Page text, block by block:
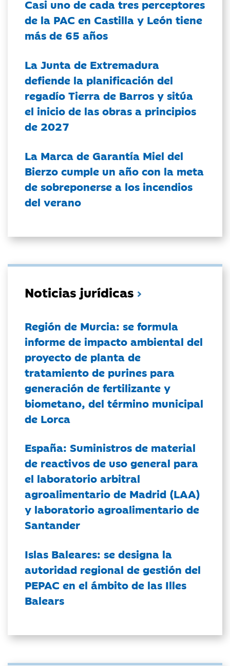
Casi uno de cada tres perceptores
de la PAC en Castilla y León tiene
más de 65 años
La Junta de Extremadura
defiende la planificación del
regadío Tierra de Barros y sitúa
el inicio de las obras a principios
de 2027
La Marca de Garantía Miel del
Bierzo cumple un año con la meta
de sobreponerse a los incendios
del verano
Noticias jurídicas
Región de Murcia: se formula
informe de impacto ambiental del
proyecto de planta de
tratamiento de purines para
generación de fertilizante y
biometano, del término municipal
de Lorca
España: Suministros de material
de reactivos de uso general para
el laboratorio arbitral
agroalimentario de Madrid (LAA)
y laboratorio agroalimentario de
Santander
Islas Baleares: se designa la
autoridad regional de gestión del
PEPAC en el ámbito de las Illes
Balears